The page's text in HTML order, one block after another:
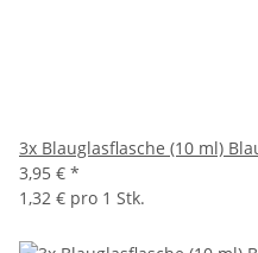
3x Blauglasflasche (10 ml)
3,95 € *
1,32 € pro 1 Stk.